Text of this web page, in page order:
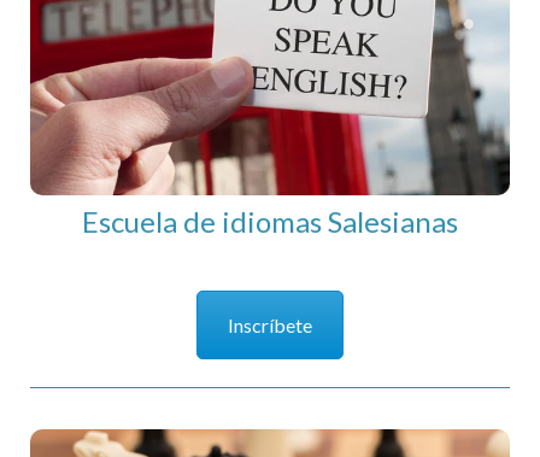
Escuela de idiomas Salesianas
Escuela de idiomas Salesianas
Inscríbete